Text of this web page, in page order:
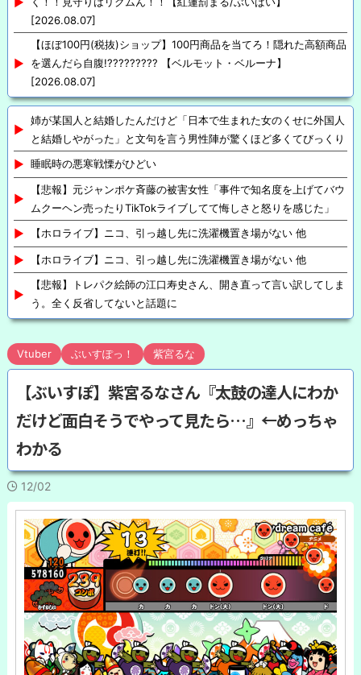
[2026.08.07]
【ほぼ100円(税抜)ショップ】100円商品を当てろ！隠れた高額商品
を選んだら自腹!????????? 【ベルモット・ベルーナ】
[2026.08.07]
姉が某国人と結婚したんだけど「日本で生まれた女のくせに外国人
と結婚しやがった」と文句を言う男性陣が驚くほど多くてびっくり
睡眠時の悪寒戦慄がひどい
【悲報】元ジャンポケ斉藤の被害女性「事件で知名度を上げてバウ
ムクーヘン売ったりTikTokライブしてて悔しさと怒りを感じた」
【ホロライブ】ニコ、引っ越し先に洗濯機置き場がない 他
【ホロライブ】ニコ、引っ越し先に洗濯機置き場がない 他
【悲報】トレパク絵師の江口寿史さん、開き直って言い訳してしま
う。全く反省してないと話題に
Vtuber ぶいすぽっ！ 紫宮るな
【ぶいすぽ】紫宮るなさん『太鼓の達人にわか
だけど面白そうでやって見たら…』←めっちゃ
わかる
12/02